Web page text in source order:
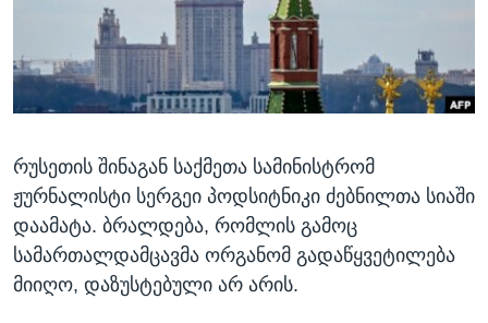
ᲡᲢᲣᲓᲘᲐ ᲕᲐᲨᲘᲜᲒᲢᲝᲜᲘ
ᲔᲙᲝᲜᲝᲛᲘᲙᲐ
ᲯᲐᲜᲛᲠᲗᲔᲚᲝᲑᲐ
ᲛᲔᲪᲜᲘᲔᲠᲔᲑᲐ
ᲙᲣᲚᲢᲣᲠᲐ
ᲒᲐᲚᲘᲚᲔᲝ
ᲓᲔᲖᲘᲜᲤᲝᲠᲛᲐᲪᲘᲐ
Learning English
ᲗᲕᲐᲚᲘ ᲒᲕᲐᲓᲔᲕᲜᲔᲗ
ენები
რუსეთის შინაგან საქმეთა სამინისტრომ
ჟურნალისტი სერგეი პოდსიტნიკი ძებნილთა სიაში
დაამატა. ბრალდება, რომლის გამოც
სამართალდამცავმა ორგანომ გადაწყვეტილება
მიიღო, დაზუსტებული არ არის.